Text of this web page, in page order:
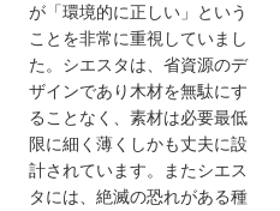
が「環境的に正しい」という
ことを非常に重視していまし
た。シエスタは、省資源のデ
ザインであり木材を無駄にす
ることなく、素材は必要最低
限に細く薄くしかも丈夫に設
計されています。またシエス
タには、絶滅の恐れがある種